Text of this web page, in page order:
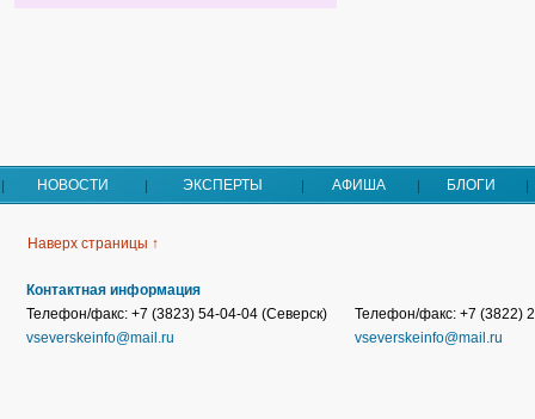
НОВОСТИ ЭКСПЕРТЫ АФИША БЛОГИ
Наверх страницы ↑
Контактная информация
Телефон/факс: +7 (3823) 54-04-04 (Северск)
vseverskeinfo@mail.ru
Телефон/факс: +7 (3822)
vseverskeinfo@mail.ru